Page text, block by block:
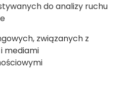
do analizy ruchu
związanych z
mediami